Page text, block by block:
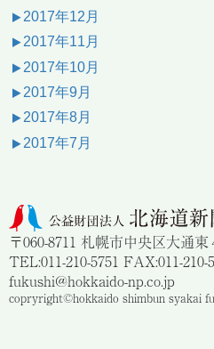
2017年12月
2017年11月
2017年10月
2017年9月
2017年8月
2017年7月
〒060-8711 札幌市中央区大通
TEL:011-210-5751 FAX:011-210-
fukushi@hokkaido-np.co.jp
copryright©hokkaido shimbun syakai